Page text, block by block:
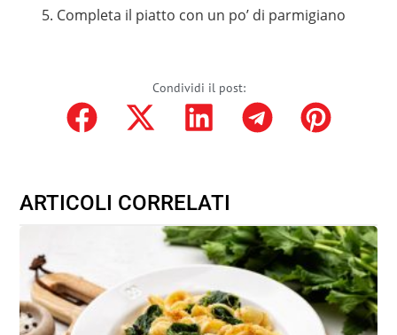
Completa il piatto con un po’ di parmigiano
Condividi il post:
ARTICOLI CORRELATI